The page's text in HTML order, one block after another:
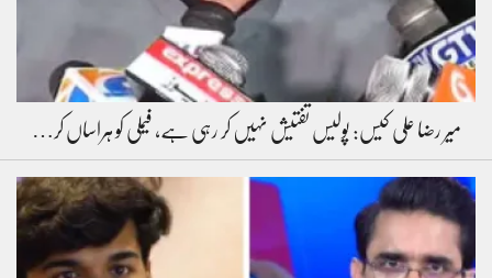
میر رضا علی کیس: پولیس تفتیش نہیں کر رہی ہے، فیملی کو ہراساں کر…